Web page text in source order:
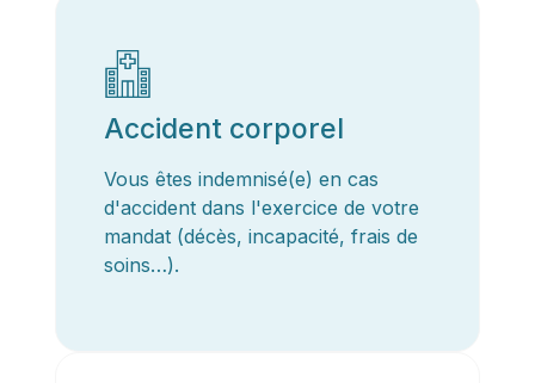
Accident corporel
Vous êtes indemnisé(e) en cas
d'accident dans l'exercice de votre
mandat (décès, incapacité, frais de
soins…).